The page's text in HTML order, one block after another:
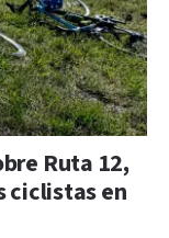
Ruta 12,
ciclistas en